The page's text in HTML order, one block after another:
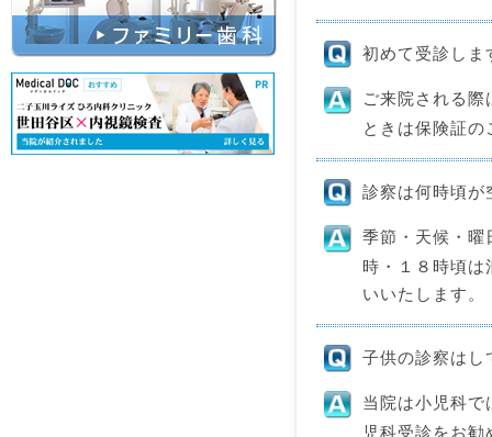
初めて受診しま
ご来院される
ときは保険証
診察は何時頃が
季節・天候・曜
時・１８時頃は
いいたします。
子供の診察はし
当院は小児科
児科受診をお